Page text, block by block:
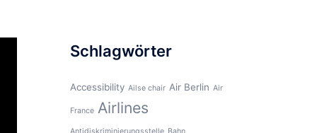
Schlagwörter
Accessibility Ailse chair Air Berlin Air
France Airlines